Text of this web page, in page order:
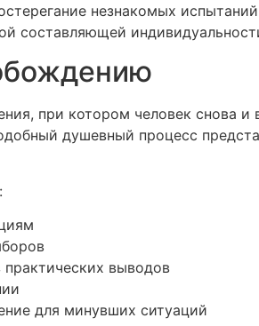
незнакомых
составляющей
при котором человек снова и
душевный процесс
выводов
для минувших ситуаций